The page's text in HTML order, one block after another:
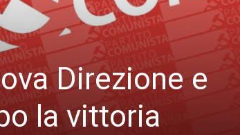
Direzione e
la vittoria